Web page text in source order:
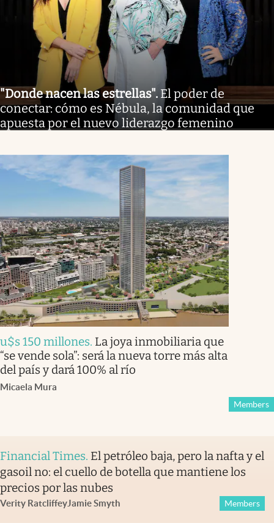
"Donde nacen las estrellas". El poder de
conectar: cómo es Nébula, la comunidad que
apuesta por el nuevo liderazgo femenino
u$s 150 millones. La joya inmobiliaria que
“se vende sola”: será la nueva torre más alta
del país y dará 100% al río
Micaela Mura
Members
Financial Times. El petróleo baja, pero la nafta y el
gasoil no: el cuello de botella que mantiene los
precios por las nubes
Verity RatcliffeyJamie Smyth Members